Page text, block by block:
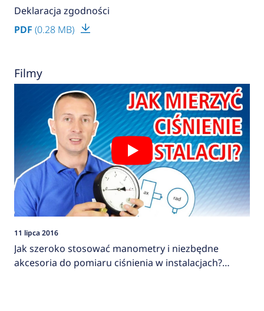
Deklaracja zgodności
PDF (0.28 MB)
Filmy
11 lipca 2016
Jak szeroko stosować manometry i niezbędne
akcesoria do pomiaru ciśnienia w instalacjach?